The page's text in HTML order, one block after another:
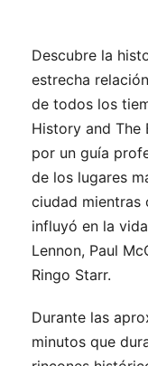
Descubre la
estrecha
de todos los
History and The
por un guía
de los lugares
ciudad mientras
influyó en la
Lennon, Paul
Ringo Starr.
Durante las
minutos que